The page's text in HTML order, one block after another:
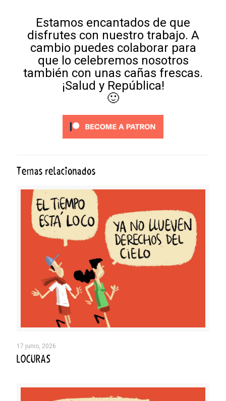
Estamos encantados de que
disfrutes con nuestro trabajo. A
cambio puedes colaborar para
que lo celebremos nosotros
también con unas cañas frescas.
¡Salud y República!
🙂
Temas relacionados
17 junio, 2026
LOCURAS